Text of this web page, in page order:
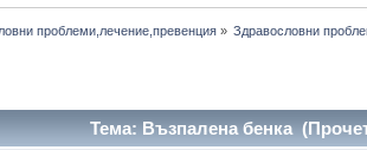
проблеми,лечение,превенция» Здравословни
Тема: Възпалена бенка